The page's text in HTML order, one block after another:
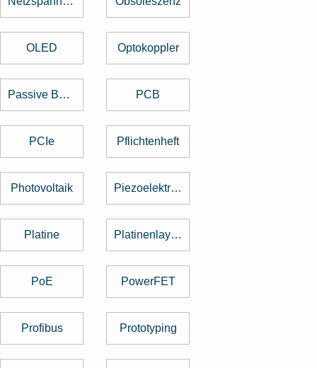
OLED Optokoppler
Passive Bauelemente PCB
PCIe Pflichtenheft
Photovoltaik Piezoelektrischer Sensor
Platine Platinenlayout
PoE PowerFET
Profibus Prototyping